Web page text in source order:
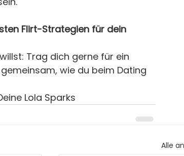
Flirt-Strategien für dein
Trag dich gerne für ein
wie du beim Dating
Lola Sparks
Alle